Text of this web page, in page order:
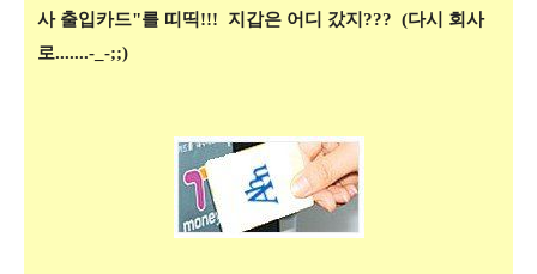
사 출입카드"를 띠띡!!!
지갑은 어디 갔지??? (다시 회사
로.......-_-;;)